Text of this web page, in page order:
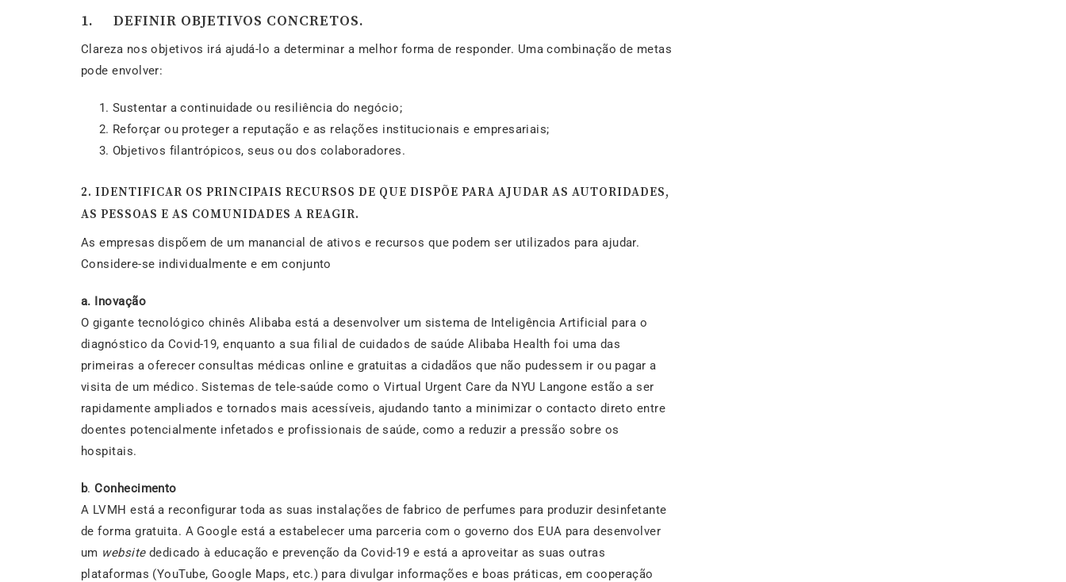
1. DEFINIR OBJETIVOS CONCRETOS.
Clareza nos objetivos irá ajudá-lo a determinar a melhor forma de responder. Uma combinação de metas
pode envolver:
Sustentar a continuidade ou resiliência do negócio;
Reforçar ou proteger a reputação e as relações institucionais e empresariais;
Objetivos filantrópicos, seus ou dos colaboradores.
2. IDENTIFICAR OS PRINCIPAIS RECURSOS DE QUE DISPÕE PARA AJUDAR AS AUTORIDADES,
AS PESSOAS E AS COMUNIDADES A REAGIR.
As empresas dispõem de um manancial de ativos e recursos que podem ser utilizados para ajudar.
Considere-se individualmente e em conjunto
a. Inovação
O gigante tecnológico chinês Alibaba está a desenvolver um sistema de Inteligência Artificial para o
diagnóstico da Covid-19, enquanto a sua filial de cuidados de saúde Alibaba Health foi uma das
primeiras a oferecer consultas médicas online e gratuitas a cidadãos que não pudessem ir ou pagar a
visita de um médico. Sistemas de tele-saúde como o Virtual Urgent Care da NYU Langone estão a ser
rapidamente ampliados e tornados mais acessíveis, ajudando tanto a minimizar o contacto direto entre
doentes potencialmente infetados e profissionais de saúde, como a reduzir a pressão sobre os
hospitais.
b.Conhecimento
A LVMH está a reconfigurar toda as suas instalações de fabrico de perfumes para produzir desinfetante
de forma gratuita. A Google está a estabelecer uma parceria com o governo dos EUA para desenvolver
um websitededicado à educação e prevenção da Covid-19 e está a aproveitar as suas outras
plataformas (YouTube, Google Maps, etc.) para divulgar informações e boas práticas, em cooperação